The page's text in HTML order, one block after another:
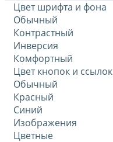
Цвет шрифта и фона
Обычный
Контрастный
Инверсия
Комфортный
Цвет кнопок и ссылок
Обычный
Красный
Синий
Изображения
Цветные